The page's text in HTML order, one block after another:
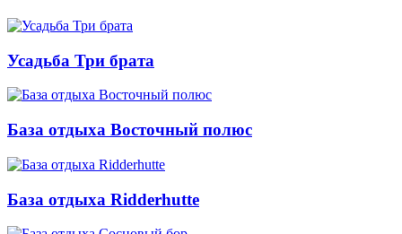
Усадьба Три брата
База отдыха Восточный полюс
База отдыха Ridderhutte